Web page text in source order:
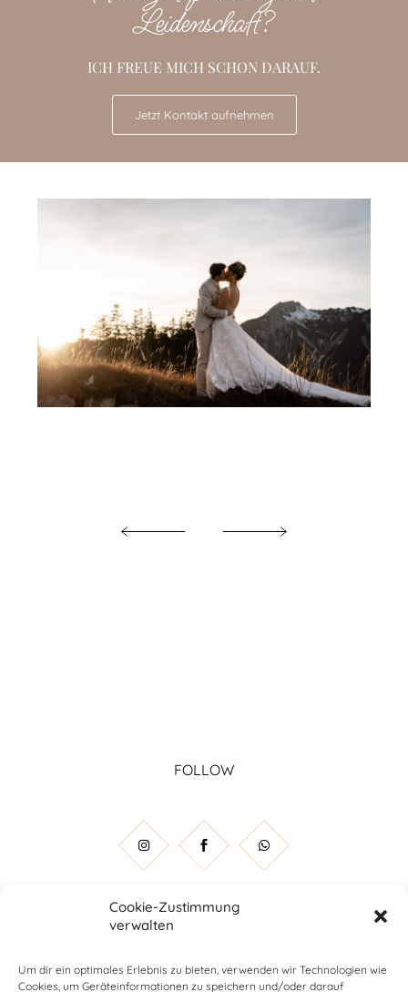
Cookie-Zustimmung
verwalten
Um dir ein optimales Erlebnis zu bieten, verwenden wir Technologien wie
Cookies, um Geräteinformationen zu speichern und/oder darauf
Leidenschaft?
ICH FREUE MICH SCHON DARAUF.
Jetzt Kontakt aufnehmen
FOLLOW